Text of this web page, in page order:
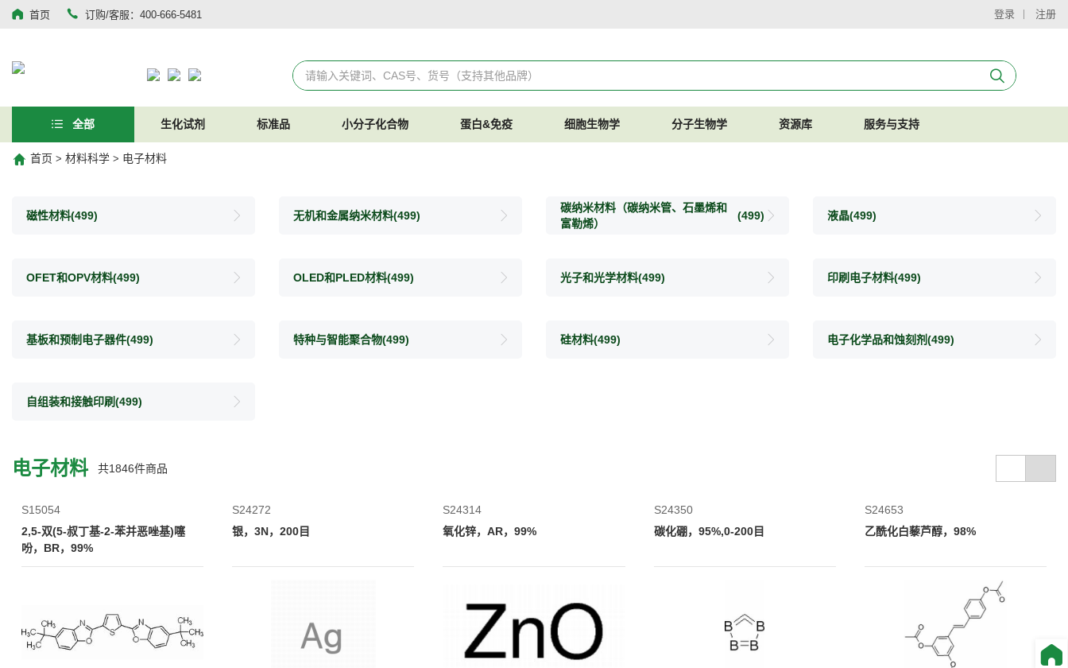
首页 订购/客服：400-666-5481 登录 注册
全部 生化试剂 标准品 小分子化合物 蛋白&免疫 细胞生物学 分子生物学 资源库 服务与支持
首页 > 材料科学 > 电子材料
磁性材料(499) 无机和金属纳米材料(499)
碳纳米材料（碳纳米管、石墨烯和
富勒烯）
(499) 液晶(499)
OFET和OPV材料(499) OLED和PLED材料(499) 光子和光学材料(499) 印刷电子材料(499)
基板和预制电子器件(499) 特种与智能聚合物(499) 硅材料(499) 电子化学品和蚀刻剂(499)
自组装和接触印刷(499)
电子材料 共1846件商品
S15054
2,5-双(5-叔丁基-2-苯并恶唑基)噻
吩，BR，99%
S24272
银，3N，200目
S24314
氧化锌，AR，99%
S24350
碳化硼，95%,0-200目
S24653
乙酰化白藜芦醇，98%